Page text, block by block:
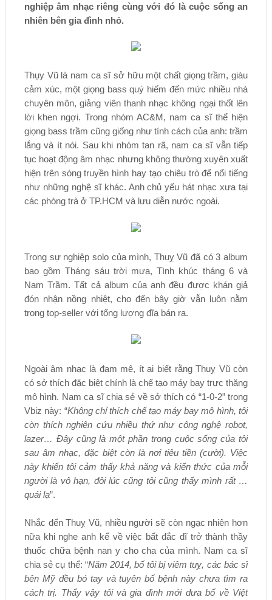
nghiệp âm nhạc riêng cùng với đó là cuộc sống an
nhiên bên gia đình nhỏ.
Thụy Vũ là nam ca sĩ sở hữu một chất giọng trầm, giàu
cảm xúc, một giọng bass quý hiếm đến mức nhiều nhà
chuyên môn, giảng viên thanh nhạc không ngại thốt lên
lời khen ngợi. Trong nhóm AC&M, nam ca sĩ thể hiện
giọng bass trầm cũng giống như tính cách của anh: trầm
lắng và ít nói. Sau khi nhóm tan rã, nam ca sĩ vẫn tiếp
tục hoạt động âm nhạc nhưng không thường xuyên xuất
hiện trên sóng truyền hình hay tạo chiêu trò để nổi tiếng
như những nghệ sĩ khác. Anh chủ yếu hát nhạc xưa tại
các phòng trà ở TP.HCM và lưu diễn nước ngoài.
Trong sự nghiệp solo của mình, Thuỵ Vũ đã có 3 album
bao gồm Tháng sáu trời mưa, Tình khúc tháng 6 và
Nam Trầm. Tất cả album của anh đều được khán giả
đón nhận nồng nhiệt, cho đến bây giờ vẫn luôn nằm
trong top-seller với tổng lượng đĩa bán ra.
Ngoài âm nhạc là đam mê, ít ai biết rằng Thuỵ Vũ còn
có sở thích đặc biệt chính là chế tạo máy bay trực thăng
mô hình. Nam ca sĩ chia sẻ về sở thích có “1-0-2” trong
Vbiz này: “Không chỉ thích chế tạo máy bay mô hình, tôi
còn thích nghiên cứu nhiều thứ như công nghệ robot,
lazer… Đây cũng là một phần trong cuộc sống của tôi
sau âm nhạc, đặc biệt còn là nơi tiêu tiền (cười). Việc
này khiến tôi cảm thấy khả năng và kiến thức của mỗi
người là vô hạn, đôi lúc cũng tôi cũng thấy mình rất …
quái lạ”.
Nhắc đến Thuỵ Vũ, nhiều người sẽ còn ngạc nhiên hơn
nữa khi nghe anh kể về việc bất đắc dĩ trở thành thầy
thuốc chữa bệnh nan y cho cha của mình. Nam ca sĩ
chia sẻ cụ thể: “Năm 2014, bố tôi bị viêm tuỵ, các bác sĩ
bên Mỹ đều bó tay và tuyên bố bệnh này chưa tìm ra
cách trị. Thấy vậy tôi và gia đình mới đưa bố về Việt